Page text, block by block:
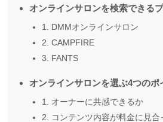
オンラインサロンを検索できる
1. DMMオンラインサロン
2. CAMPFIRE
3. FANTS
オンラインサロンを選ぶ4つのポ
1. オーナーに共感できるか
2. コンテンツ内容が料金に見合